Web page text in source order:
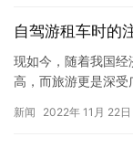
自驾游租车时的
现如今，随着我国
高，而旅游更是深
享自驾游租车时的
新闻 2022年 11月 22日